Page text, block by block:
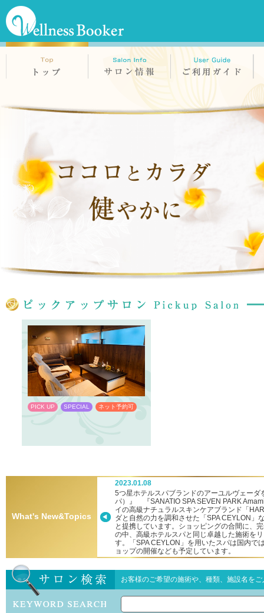
PICK UP SPECIAL ネット予約可
What's New&Topics
2023.01.08
5つ星ホテルスパブランドのアーユルヴェーダ
パ）』 『SANATIO SPA SEVEN PARK
イの高級ナチュラルスキンケアブランド「
ダと自然の力を調和させた「SPA CEYLON」
と提携しています。ショッピングの合間に、
の中、高級ホテルスパと同じ卓越した施術を
す。「SPA CEYLON」を用いたスパは国内で
ョップの開催なども予定しています。
お客様のご希望の施術や、種類、施設名を